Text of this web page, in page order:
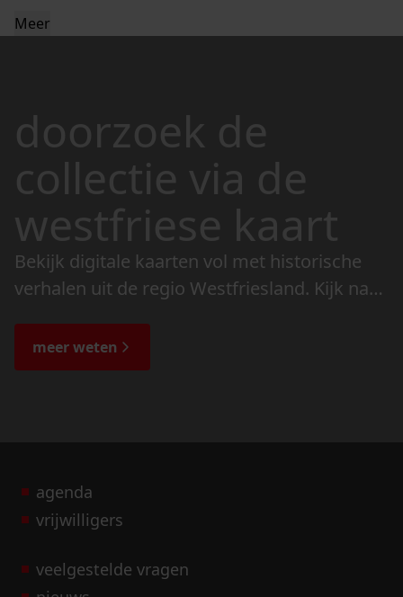
Meer
doorzoek de
collectie via de
westfriese kaart
Bekijk digitale kaarten vol met historische
verhalen uit de regio Westfriesland. Kijk naar
de bijzondere verhalen.
meer weten
agenda
vrijwilligers
veelgestelde vragen